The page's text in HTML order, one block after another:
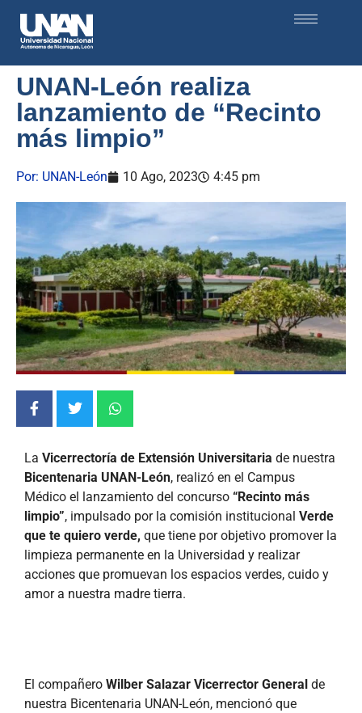
UNAN-León realiza
lanzamiento de “Recinto
más limpio”
Por: UNAN-León 10 Ago, 2023 4:45 pm
La Vicerrectoría de Extensión Universitaria de nuestra
Bicentenaria UNAN-León, realizó en el Campus
Médico el lanzamiento del concurso “Recinto más
limpio”, impulsado por la comisión institucional Verde
que te quiero verde, que tiene por objetivo promover la
limpieza permanente en la Universidad y realizar
acciones que promuevan los espacios verdes, cuido y
amor a nuestra madre tierra.
El compañero Wilber Salazar Vicerrector General de
nuestra Bicentenaria UNAN-León, mencionó que